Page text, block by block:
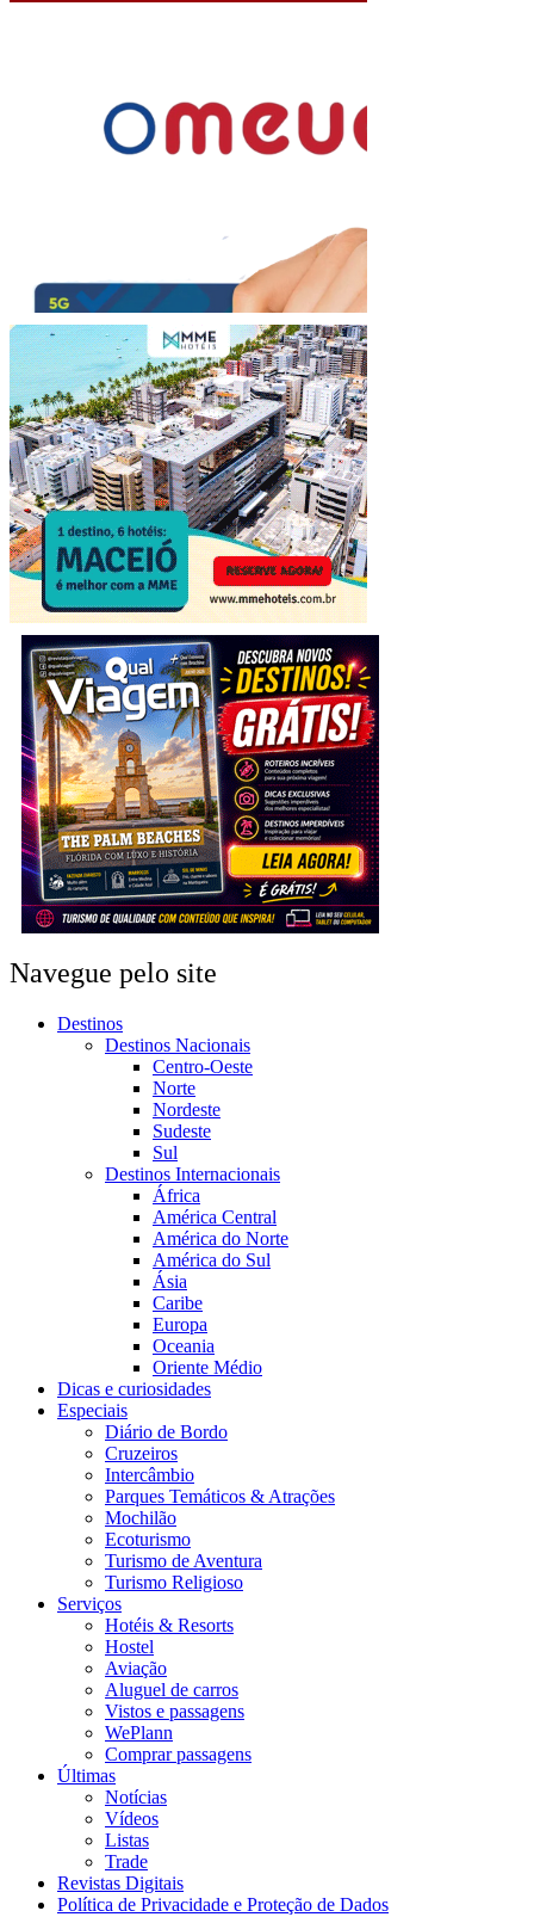
Navegue pelo site
Destinos
Destinos Nacionais
Centro-Oeste
Norte
Nordeste
Sudeste
Sul
Destinos Internacionais
África
América Central
América do Norte
América do Sul
Ásia
Caribe
Europa
Oceania
Oriente Médio
Dicas e curiosidades
Especiais
Diário de Bordo
Cruzeiros
Intercâmbio
Parques Temáticos & Atrações
Mochilão
Ecoturismo
Turismo de Aventura
Turismo Religioso
Serviços
Hotéis & Resorts
Hostel
Aviação
Aluguel de carros
Vistos e passagens
WePlann
Comprar passagens
Últimas
Notícias
Vídeos
Listas
Trade
Revistas Digitais
Política de Privacidade e Proteção de Dados